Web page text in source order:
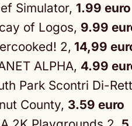
Simulator, 1.99 euro
of Logos, 9.99
2, 14,99
ALPHA, 4.99
Park Scontri Di-
County, 3.59 euro